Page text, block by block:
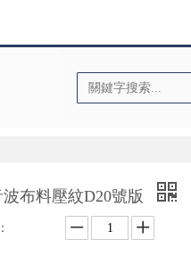
布料壓紋D20號版